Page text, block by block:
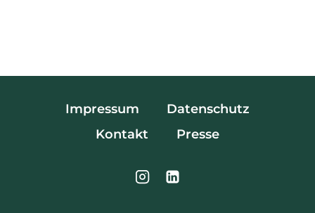
Impressum
Datenschutz
Kontakt
Presse